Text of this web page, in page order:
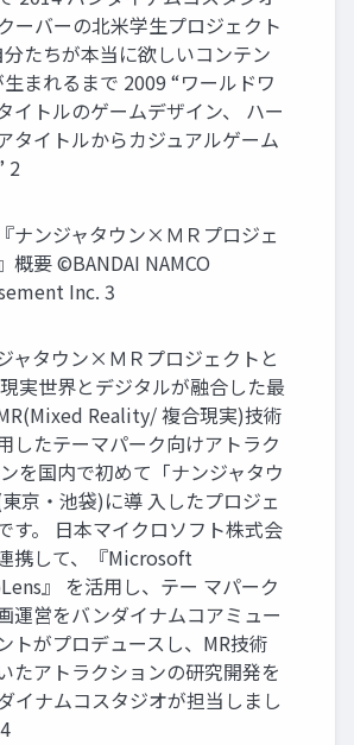
ーバーの北米学生プロジェクト
たちが本当に欲しいコンテン
生まれるまで 2009 “ワールドワ
イトルのゲームデザイン、 ハー
タイトルからカジュアルゲーム
2
ナンジャタウン×ＭＲプロジェ
概要 ©BANDAI NAMCO
Inc. 3
ャタウン×ＭＲプロジェクトと
実世界とデジタルが融合した最
Reality/ 複合現実)技術
したテーマパーク向けアトラク
を国内で初めて「ナンジャタウ
京・池袋)に導 入したプロジェ
す。 日本マイクロソフト株式会
携して、『Microsoft
』 を活用し、テー マパーク
運営をバンダイナムコアミュー
トがプロデュースし、MR技術
たアトラクションの研究開発を
イナムコスタジオが担当しまし